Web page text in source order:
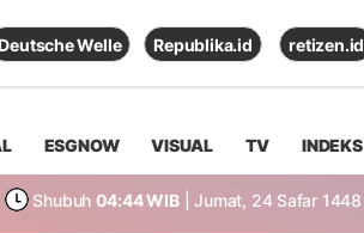
Deutsche Welle Republika.id retizen.id
ESGNOW VISUAL TV INDEKS
Shubuh 04:44 WIB | Jumat, 24 Safar 1448